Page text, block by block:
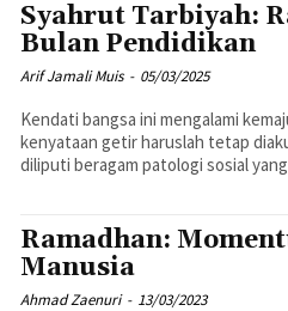
Syahrut Tarbiyah:
Bulan Pendidikan
Arif Jamali Muis - 05/03/2025
Kendati bangsa ini mengalami
kenyataan getir haruslah tetap
diliputi beragam patologi sosial
Ramadhan:
Manusia
Ahmad Zaenuri - 13/03/2023